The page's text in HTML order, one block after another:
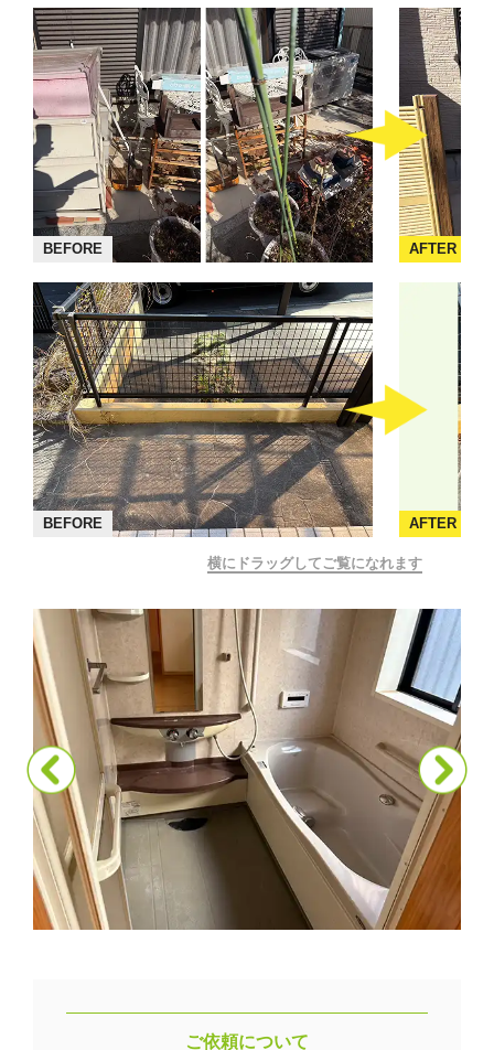
BEFORE AFTER
BEFORE AFTER
横にドラッグしてご覧になれます
ご依頼について